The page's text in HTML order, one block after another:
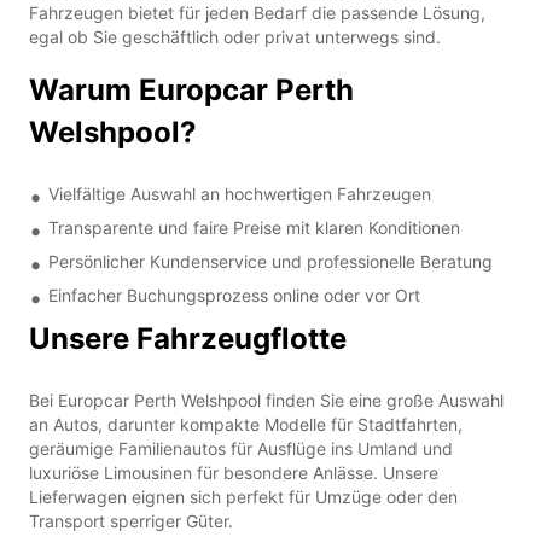
Fahrzeugen bietet für jeden Bedarf die passende Lösung,
egal ob Sie geschäftlich oder privat unterwegs sind.
Warum Europcar Perth
Welshpool?
Vielfältige Auswahl an hochwertigen Fahrzeugen
Transparente und faire Preise mit klaren Konditionen
Persönlicher Kundenservice und professionelle Beratung
Einfacher Buchungsprozess online oder vor Ort
Unsere Fahrzeugflotte
Bei Europcar Perth Welshpool finden Sie eine große Auswahl
an Autos, darunter kompakte Modelle für Stadtfahrten,
geräumige Familienautos für Ausflüge ins Umland und
luxuriöse Limousinen für besondere Anlässe. Unsere
Lieferwagen eignen sich perfekt für Umzüge oder den
Transport sperriger Güter.